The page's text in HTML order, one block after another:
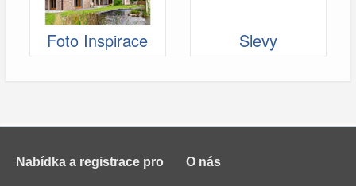
Foto Inspirace Slevy
Nabídka a registrace pro O nás